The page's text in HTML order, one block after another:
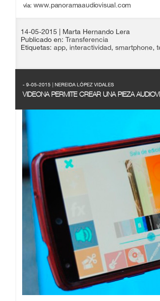
vía: www.panoramaaudiovisual.com
14-05-2015
| Marta Hernando Lera
Publicado en: Transferencia
Etiquetas: app, interactividad, smartphone,
- 9-05-2015 | NEREIDA LÓPEZ VIDALES
VIDEONA PERMITE CREAR UNA PIEZA